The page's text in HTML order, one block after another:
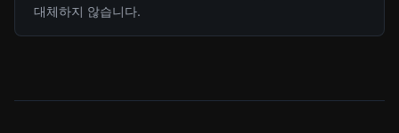
대체하지 않습니다.